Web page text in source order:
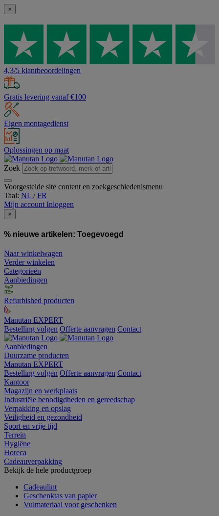
×
4,3/5 klantbeoordelingen
Gratis levering vanaf €100
Eigen montagedienst
Oplossingen op maat
Zoek
Voorgestelde site content en zoekgeschiedenismenu
Taal: NL /FR
Mijn account Inloggen
×
% nieuwe artikelen: Toegevoegd
Naar winkelwagen
Verder winkelen
Categorieën
Aanbiedingen
Refurbished producten
Manutan EXPERT
Bestelling volgen Offerte aanvragen Contact
Aanbiedingen
Duurzame producten
Manutan EXPERT
Bestelling volgen Offerte aanvragen Contact
Kantoor
Magazijn en werkplaats
Industriële benodigdheden en gereedschap
Verpakking en opslag
Veiligheid en gezondheid
Sport en vrije tijd
Terrein
Hygiëne
Horeca
Cadeauverpakking
Bekijk de hele productgroep
Cadeaulint
Geschenktas van papier
Vulmateriaal voor geschenken